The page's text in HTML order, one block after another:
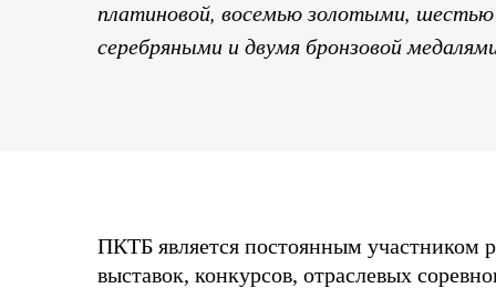
платиновой, восемью золотыми, шестью
серебряными и двумя бронзовой
ПКТБ является постоянным участником
выставок, конкурсов, отраслевых